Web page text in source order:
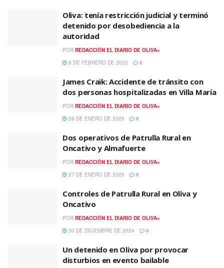
Oliva: tenía restricción judicial y terminó
detenido por desobediencia a la
autoridad
POR REDACCIÓN EL DIARIO DE OLIVA+
6 DE FEBRERO DE 2025
0
James Craik: Accidente de tránsito con
dos personas hospitalizadas en Villa María
POR REDACCIÓN EL DIARIO DE OLIVA+
28 DE ENERO DE 2025
0
Dos operativos de Patrulla Rural en
Oncativo y Almafuerte
POR REDACCIÓN EL DIARIO DE OLIVA+
27 DE ENERO DE 2025
0
Controles de Patrulla Rural en Oliva y
Oncativo
POR REDACCIÓN EL DIARIO DE OLIVA+
30 DE DICIEMBRE DE 2024
0
Un detenido en Oliva por provocar
disturbios en evento bailable